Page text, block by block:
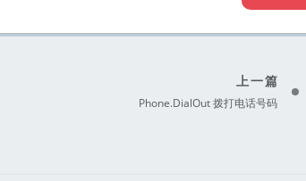
上一篇
Phone.DialOut 拨打电话号码